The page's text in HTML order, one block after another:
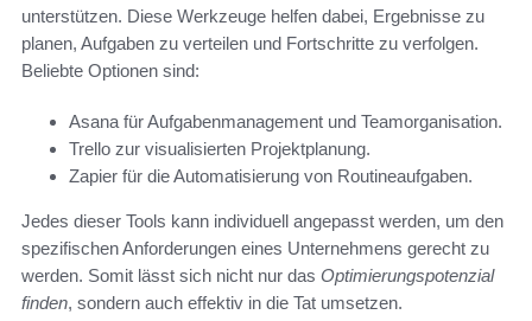
unterstützen. Diese Werkzeuge helfen dabei, Ergebnisse zu
planen, Aufgaben zu verteilen und Fortschritte zu verfolgen.
Beliebte Optionen sind:
Asana für Aufgabenmanagement und Teamorganisation.
Trello zur visualisierten Projektplanung.
Zapier für die Automatisierung von Routineaufgaben.
Jedes dieser Tools kann individuell angepasst werden, um den
spezifischen Anforderungen eines Unternehmens gerecht zu
werden. Somit lässt sich nicht nur das Optimierungspotenzial
finden, sondern auch effektiv in die Tat umsetzen.